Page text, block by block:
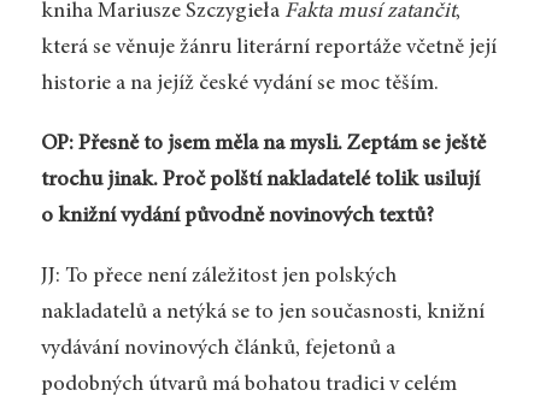
kniha Mariusze Szczygieła Fakta musí zatančit,
která se věnuje žánru literární reportáže včetně její
historie a na jejíž české vydání se moc těším.
OP: Přesně to jsem měla na mysli. Zeptám se ještě
trochu jinak. Proč polští nakladatelé tolik usilují
o knižní vydání původně novinových textů?
JJ: To přece není záležitost jen polských
nakladatelů a netýká se to jen současnosti, knižní
vydávání novinových článků, fejetonů a
podobných útvarů má bohatou tradici v celém